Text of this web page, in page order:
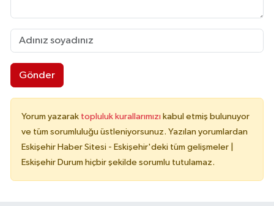
Gönder
Yorum yazarak topluluk kurallarımızı kabul etmiş bulunuyor
ve tüm sorumluluğu üstleniyorsunuz. Yazılan yorumlardan
Eskişehir Haber Sitesi - Eskişehir'deki tüm gelişmeler |
Eskişehir Durum hiçbir şekilde sorumlu tutulamaz.